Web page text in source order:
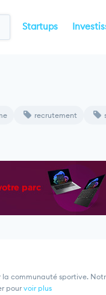
Startups
recrutement
communauté sportive.
pour voir plus